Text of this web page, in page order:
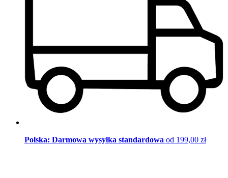
Polska: Darmowa wysyłka standardowa od 199,00 zł